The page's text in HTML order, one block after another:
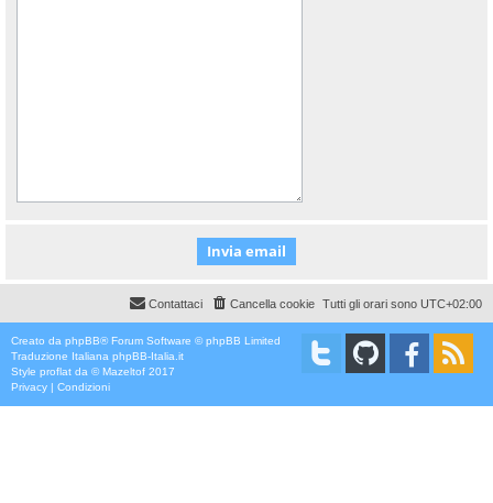
Tutti gli orari sono UTC+02:00
Cancella cookie
Contattaci
Creato da phpBB® Forum Software © phpBB Limited
Traduzione Italiana phpBB-Italia.it
Style proflat da ©Mazeltof 2017
Privacy | Condizioni